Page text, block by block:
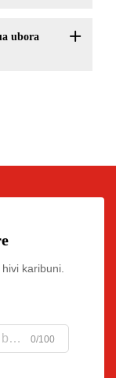
ubora
karibuni.
0/100